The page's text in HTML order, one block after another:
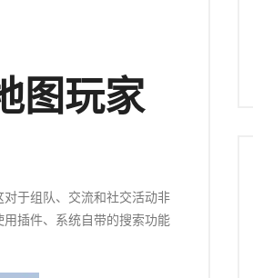
图玩家
于组队、交流和社交活动非
插件、系统自带的搜索功能